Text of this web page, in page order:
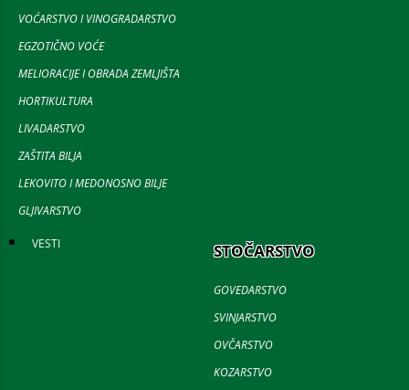
VOĆARSTVO I VINOGRADARSTVO
EGZOTIČNO VOĆE
MELIORACIJE I OBRADA ZEMLJIŠTA
HORTIKULTURA
LIVADARSTVO
ZAŠTITA BILJA
LEKOVITO I MEDONOSNO BILJE
GLJIVARSTVO
VESTI STOČARSTVO
GOVEDARSTVO
SVINJARSTVO
OVČARSTVO
KOZARSTVO